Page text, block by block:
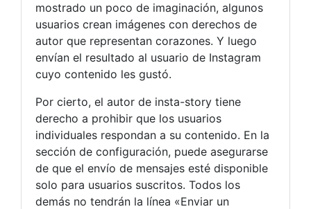
mostrado un poco de imaginación, algunos
usuarios crean imágenes con derechos de
autor que representan corazones. Y luego
envían el resultado al usuario de Instagram
cuyo contenido les gustó.
Por cierto, el autor de insta-story tiene
derecho a prohibir que los usuarios
individuales respondan a su contenido. En la
sección de configuración, puede asegurarse
de que el envío de mensajes esté disponible
solo para usuarios suscritos. Todos los
demás no tendrán la línea «Enviar un